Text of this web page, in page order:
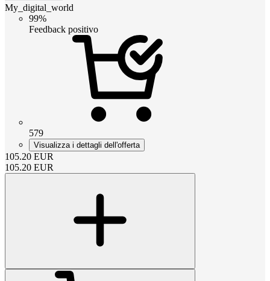
My_digital_world
99%
Feedback positivo
579
Visualizza i dettagli dell'offerta
105.20 EUR
105.20 EUR